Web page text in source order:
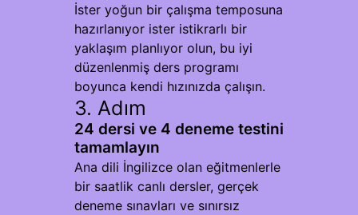
İster yoğun bir çalışma temposuna
hazırlanıyor ister istikrarlı bir
yaklaşım planlıyor olun, bu iyi
düzenlenmiş ders programı
boyunca kendi hızınızda çalışın.
3. Adım
24 dersi ve 4 deneme testini
tamamlayın
Ana dili İngilizce olan eğitmenlerle
bir saatlik canlı dersler, gerçek
deneme sınavları ve sınırsız